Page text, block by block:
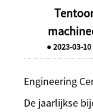
●2023-03-10
Engineering
De jaarlijkse